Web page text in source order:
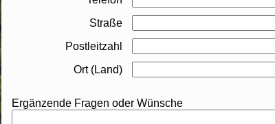
Straße
Postleitzahl
Ort (Land)
Ergänzende Fragen oder Wünsche